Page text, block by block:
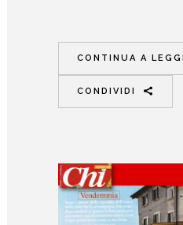
CONTINUA A
CONDIVIDI